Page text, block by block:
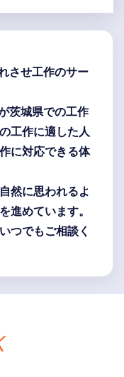
させ工作のサー
茨城県での工作
工作に適した人
に対応できる体
然に思われるよ
進めています。
つでもご相談く